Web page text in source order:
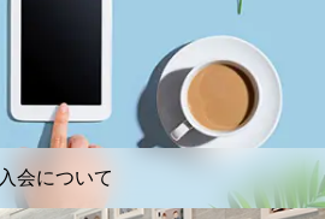
入会について